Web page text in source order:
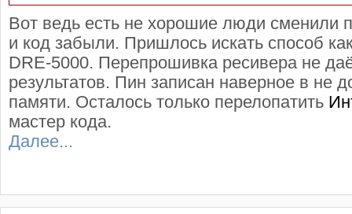
Вот ведь есть не хорошие люди сменили
и код забыли. Пришлось искать способ
DRE-5000. Перепрошивка ресивера не
результатов. Пин записан наверное в не
памяти. Осталось только перелопатить
мастер кода.
Далее...